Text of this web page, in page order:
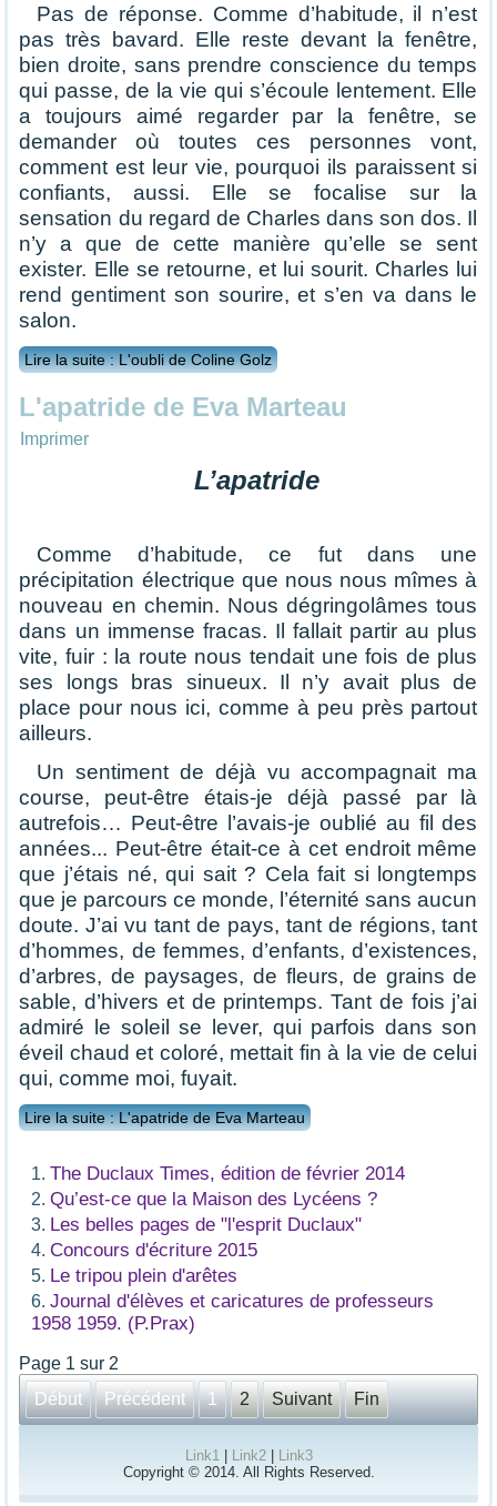
Pas de réponse. Comme d’habitude, il n’est
pas très bavard. Elle reste devant la fenêtre,
bien droite, sans prendre conscience du temps
qui passe, de la vie qui s’écoule lentement. Elle
a toujours aimé regarder par la fenêtre, se
demander où toutes ces personnes vont,
comment est leur vie, pourquoi ils paraissent si
confiants, aussi. Elle se focalise sur la
sensation du regard de Charles dans son dos. Il
n’y a que de cette manière qu’elle se sent
exister. Elle se retourne, et lui sourit. Charles lui
rend gentiment son sourire, et s’en va dans le
salon.
Lire la suite : L'oubli de Coline Golz
L'apatride de Eva Marteau
Imprimer
L’apatride
Comme d’habitude, ce fut dans une
précipitation électrique que nous nous mîmes à
nouveau en chemin. Nous dégringolâmes tous
dans un immense fracas. Il fallait partir au plus
vite, fuir : la route nous tendait une fois de plus
ses longs bras sinueux. Il n’y avait plus de
place pour nous ici, comme à peu près partout
ailleurs.
Un sentiment de déjà vu accompagnait ma
course, peut-être étais-je déjà passé par là
autrefois… Peut-être l’avais-je oublié au fil des
années... Peut-être était-ce à cet endroit même
que j’étais né, qui sait ? Cela fait si longtemps
que je parcours ce monde, l’éternité sans aucun
doute. J’ai vu tant de pays, tant de régions, tant
d’hommes, de femmes, d’enfants, d’existences,
d’arbres, de paysages, de fleurs, de grains de
sable, d’hivers et de printemps. Tant de fois j’ai
admiré le soleil se lever, qui parfois dans son
éveil chaud et coloré, mettait fin à la vie de celui
qui, comme moi, fuyait.
Lire la suite : L'apatride de Eva Marteau
The Duclaux Times, édition de février 2014
Qu’est-ce que la Maison des Lycéens ?
Les belles pages de "l'esprit Duclaux"
Concours d'écriture 2015
Le tripou plein d'arêtes
Journal d'élèves et caricatures de professeurs
1958 1959. (P.Prax)
Page 1 sur 2
Début
Précédent 1 2 Suivant Fin
Link1 Link2|
Link3
Copyright © 2014. All Rights Reserved.